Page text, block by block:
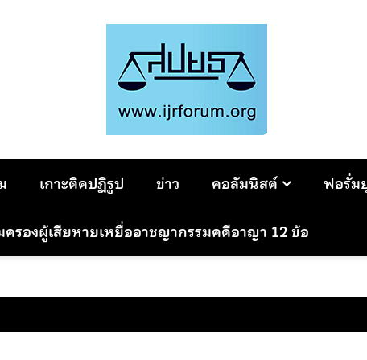
เกาะติดปฏิรูป ข่าว คอลัมนิสต์ ฟอรั่ม
องผู้เสียหายเหยื่ออาชญากรรมคดีอาญา 12 ข้อ